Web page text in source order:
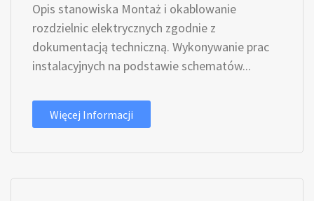
Opis stanowiska Montaż i okablowanie
rozdzielnic elektrycznych zgodnie z
dokumentacją techniczną. Wykonywanie prac
instalacyjnych na podstawie schematów...
Więcej Informacji